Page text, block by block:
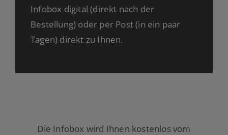
Infobox digital (direkt nach der
Bestellung) oder per Post (in ein paar
Tagen) direkt zu Ihnen.
Die Infobox wird Ihnen kostenlos vom